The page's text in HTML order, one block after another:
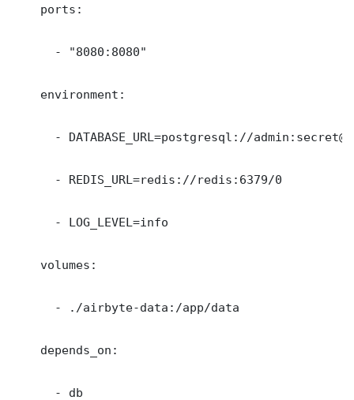
    ports:
      - "8080:8080"
    environment:
- DATABASE_URL=postgresql://
      - REDIS_URL=redis://redis:6379/0
      - LOG_LEVEL=info
    volumes:
      - ./airbyte-data:/app/data
    depends_on:
      - db